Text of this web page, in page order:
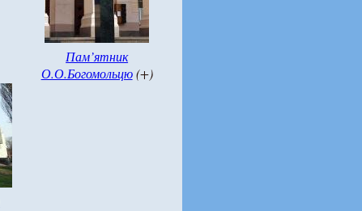
Пам’ятник
О.О.Богомольцю(+)